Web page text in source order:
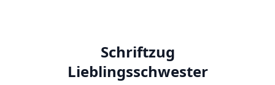
Schriftzug
Lieblingsschwester